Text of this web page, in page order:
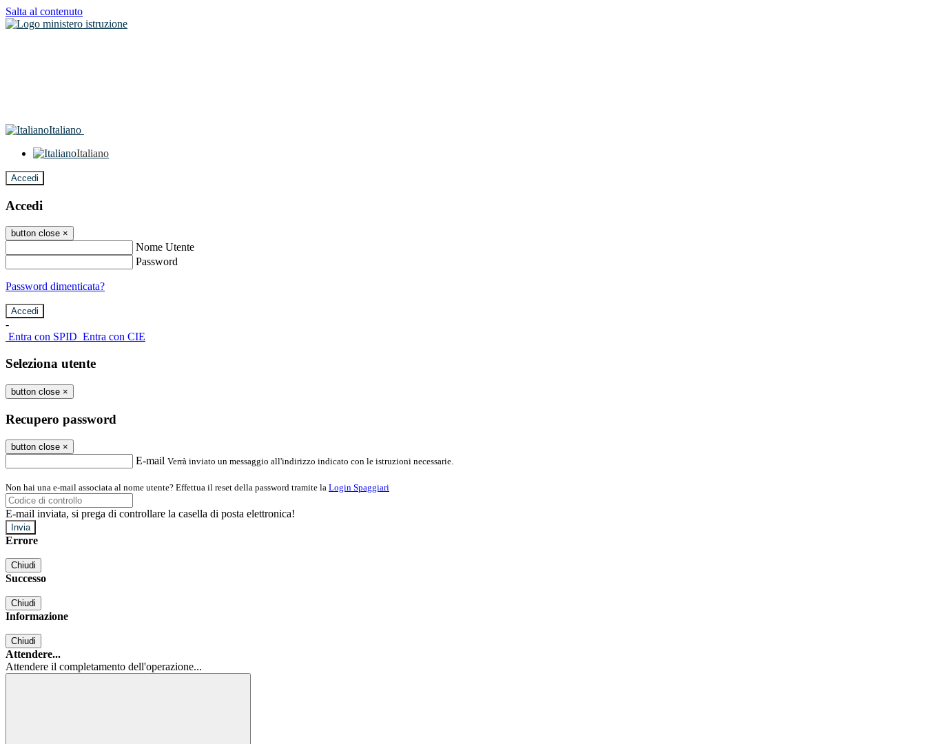
Salta al contenuto
Italiano
Italiano
Accedi
Accedi
button close ×
Nome Utente
Password
Password dimenticata?
-
Entra con SPID Entra con CIE
Seleziona utente
button close ×
Recupero password
button close ×
E-mail Verrà inviato un messaggio all'indirizzo indicato con le istruzioni necessarie.
Non hai una e-mail associata al nome utente? Effettua il reset della password tramite la Login Spaggiari
E-mail inviata, si prega di controllare la casella di posta elettronica!
Errore
Chiudi
Successo
Chiudi
Informazione
Chiudi
Attendere...
Attendere il completamento dell'operazione...